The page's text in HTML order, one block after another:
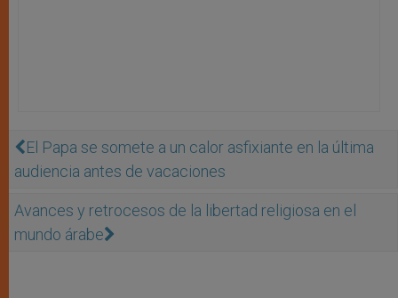
El Papa se somete a un calor asfixiante en la última
audiencia antes de vacaciones
Avances y retrocesos de la libertad religiosa en el
mundo árabe